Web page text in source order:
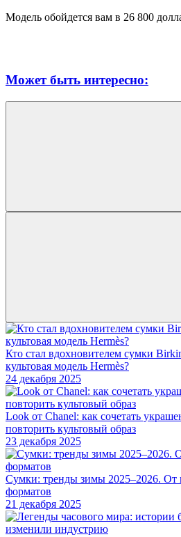
Модель обойдется вам в 26 800
Может быть интересно:
Кто стал вдохновителем сумки
культовая модель Hermès?
24 декабря 2025
Look от Chanel: как сочетать
повторить культовый образ
23 декабря 2025
Сумки: тренды зимы 2025–2026. От
форматов
21 декабря 2025